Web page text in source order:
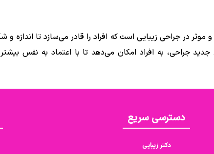
در جراحی زیبایی است که افراد را قادر می‌سازد تا اندازه و
جراحی، به افراد امکان می‌دهد تا با اعتماد به نفس
دسترسی سریع
دکتر زیبایی